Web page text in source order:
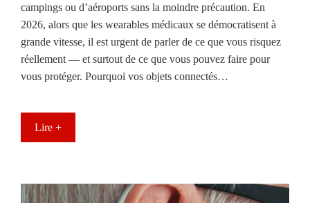
campings ou d’aéroports sans la moindre précaution. En
2026, alors que les wearables médicaux se démocratisent à
grande vitesse, il est urgent de parler de ce que vous risquez
réellement — et surtout de ce que vous pouvez faire pour
vous protéger. Pourquoi vos objets connectés…
Lire +